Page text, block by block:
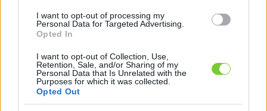
I want to opt-out of processing my
Personal Data for Targeted Advertising.
Opted In
I want to opt-out of Collection, Use,
Retention, Sale, and/or Sharing of my
Personal Data that Is Unrelated with the
Purposes for which it was collected.
Opted Out
KERTÉSZ ÉS KERTÉSZET REGISZTRÁCIÓ